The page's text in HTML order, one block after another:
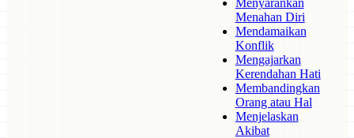
Menyarankan
Menahan Diri
Mendamaikan
Konflik
Mengajarkan
Kerendahan Hati
Membandingkan
Orang atau Hal
Menjelaskan
Akibat